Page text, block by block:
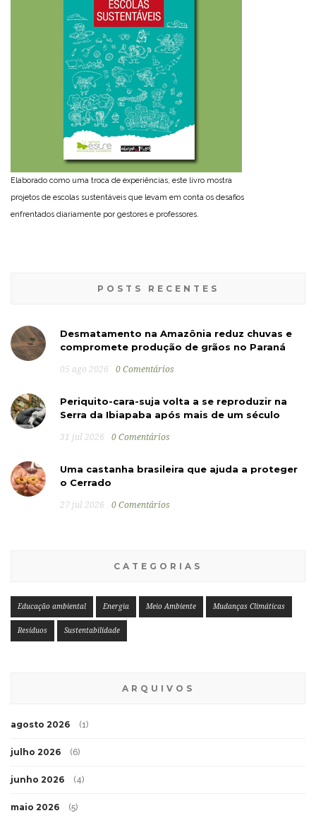
Elaborado como uma troca de experiências, este livro mostra
projetos de escolas sustentáveis que levam em conta os desafios
enfrentados diariamente por gestores e professores.
POSTS RECENTES
Desmatamento na Amazônia reduz chuvas e
compromete produção de grãos no Paraná
05 ago 2026 0 Comentários
Periquito-cara-suja volta a se reproduzir na
Serra da Ibiapaba após mais de um século
31 jul 2026 0 Comentários
Uma castanha brasileira que ajuda a proteger
o Cerrado
27 jul 2026 0 Comentários
CATEGORIAS
Educação ambiental Energia Meio Ambiente Mudanças Climáticas
Resíduos Sustentabilidade
ARQUIVOS
agosto 2026 (1)
julho 2026 (6)
junho 2026 (4)
maio 2026 (5)